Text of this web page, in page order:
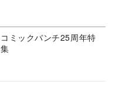
コミックバンチ25周年特
集